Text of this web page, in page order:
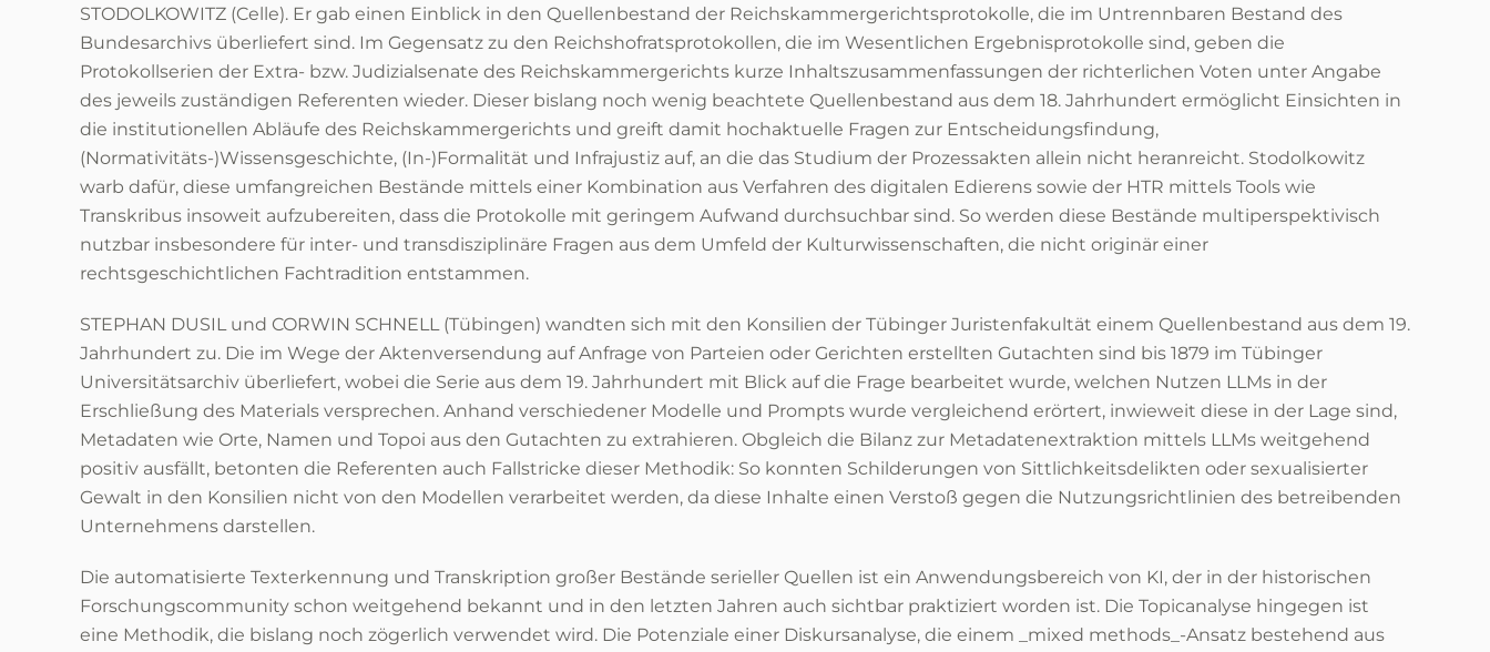
STODOLKOWITZ (Celle). Er gab einen Einblick in den Quellenbestand der Reichskammergerichtsprotokolle, die im Untrennbaren Bestand des
Bundesarchivs überliefert sind. Im Gegensatz zu den Reichshofratsprotokollen, die im Wesentlichen Ergebnisprotokolle sind, geben die
Protokollserien der Extra- bzw. Judizialsenate des Reichskammergerichts kurze Inhaltszusammenfassungen der richterlichen Voten unter Angabe
des jeweils zuständigen Referenten wieder. Dieser bislang noch wenig beachtete Quellenbestand aus dem 18. Jahrhundert ermöglicht Einsichten in
die institutionellen Abläufe des Reichskammergerichts und greift damit hochaktuelle Fragen zur Entscheidungsfindung,
(Normativitäts-)Wissensgeschichte, (In-)Formalität und Infrajustiz auf, an die das Studium der Prozessakten allein nicht heranreicht. Stodolkowitz
warb dafür, diese umfangreichen Bestände mittels einer Kombination aus Verfahren des digitalen Edierens sowie der HTR mittels Tools wie
Transkribus insoweit aufzubereiten, dass die Protokolle mit geringem Aufwand durchsuchbar sind. So werden diese Bestände multiperspektivisch
nutzbar insbesondere für inter- und transdisziplinäre Fragen aus dem Umfeld der Kulturwissenschaften, die nicht originär einer
rechtsgeschichtlichen Fachtradition entstammen.
STEPHAN DUSIL und CORWIN SCHNELL (Tübingen) wandten sich mit den Konsilien der Tübinger Juristenfakultät einem Quellenbestand aus dem 19.
Jahrhundert zu. Die im Wege der Aktenversendung auf Anfrage von Parteien oder Gerichten erstellten Gutachten sind bis 1879 im Tübinger
Universitätsarchiv überliefert, wobei die Serie aus dem 19. Jahrhundert mit Blick auf die Frage bearbeitet wurde, welchen Nutzen LLMs in der
Erschließung des Materials versprechen. Anhand verschiedener Modelle und Prompts wurde vergleichend erörtert, inwieweit diese in der Lage sind,
Metadaten wie Orte, Namen und Topoi aus den Gutachten zu extrahieren. Obgleich die Bilanz zur Metadatenextraktion mittels LLMs weitgehend
positiv ausfällt, betonten die Referenten auch Fallstricke dieser Methodik: So konnten Schilderungen von Sittlichkeitsdelikten oder sexualisierter
Gewalt in den Konsilien nicht von den Modellen verarbeitet werden, da diese Inhalte einen Verstoß gegen die Nutzungsrichtlinien des betreibenden
Unternehmens darstellen.
Die automatisierte Texterkennung und Transkription großer Bestände serieller Quellen ist ein Anwendungsbereich von KI, der in der historischen
Forschungscommunity schon weitgehend bekannt und in den letzten Jahren auch sichtbar praktiziert worden ist. Die Topicanalyse hingegen ist
eine Methodik, die bislang noch zögerlich verwendet wird. Die Potenziale einer Diskursanalyse, die einem _mixed methods_-Ansatz bestehend aus